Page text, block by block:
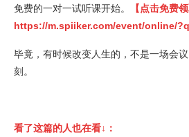
免费的一对一试听课开始。
【点击免费
https://m.spiiker.com/event/online/
毕竟，有时候改变人生的，不是一场会
刻。
看了这篇的人也在看↓：